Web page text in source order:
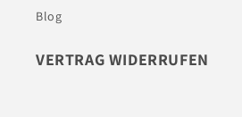
Blog
VERTRAG WIDERRUFEN